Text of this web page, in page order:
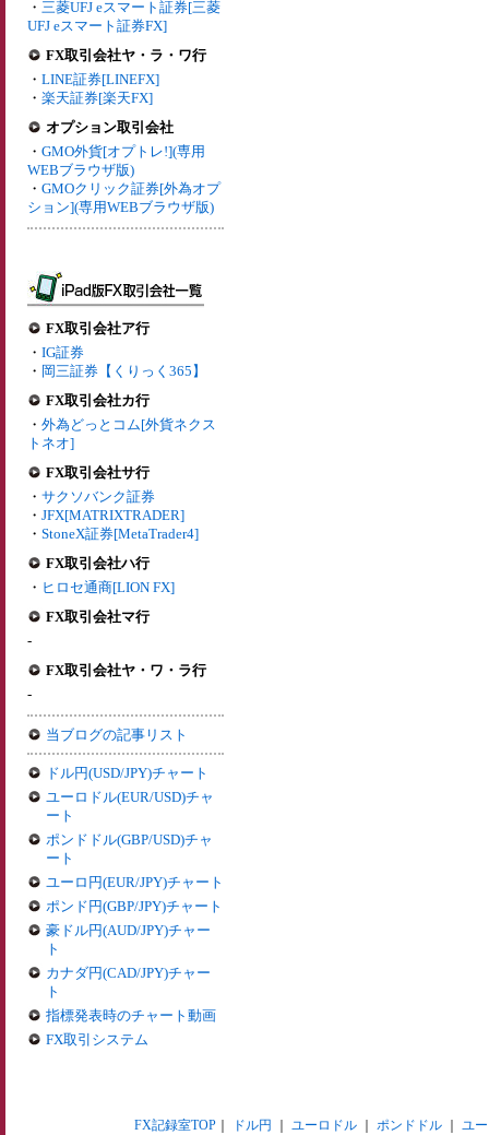
・ 三菱UFJ eスマート証券[三菱
UFJ eスマート証券FX]
FX取引会社ヤ・ラ・ワ行
・ LINE証券[LINEFX]
・ 楽天証券[楽天FX]
オプション取引会社
・ GMO外貨[オプトレ!](専用
WEBブラウザ版)
・ GMOクリック証券[外為オプ
ション](専用WEBブラウザ版)
FX取引会社ア行
・ IG証券
・ 岡三証券【くりっく365】
FX取引会社カ行
・ 外為どっとコム[外貨ネクス
トネオ]
FX取引会社サ行
・ サクソバンク証券
・ JFX[MATRIXTRADER]
・ StoneX証券[MetaTrader4]
FX取引会社ハ行
・ ヒロセ通商[LION FX]
FX取引会社マ行
-
FX取引会社ヤ・ワ・ラ行
-
当ブログの記事リスト
ドル円(USD/JPY)チャート
ユーロドル(EUR/USD)チャ
ート
ポンドドル(GBP/USD)チャ
ート
ユーロ円(EUR/JPY)チャート
ポンド円(GBP/JPY)チャート
豪ドル円(AUD/JPY)チャー
ト
カナダ円(CAD/JPY)チャー
ト
指標発表時のチャート動画
FX取引システム
FX記録室TOP｜ ドル円 ユーロドル｜ ポンドドル｜ ユ